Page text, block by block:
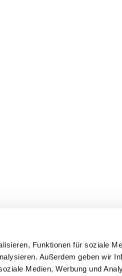
Funktionen für soziale
Außerdem geben wir
Medien, Werbung und